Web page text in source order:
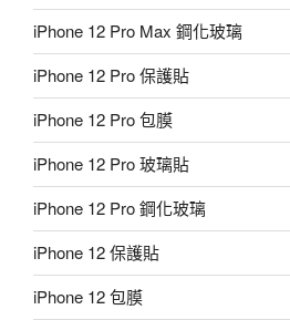
iPhone 12 Pro Max 鋼化玻璃
iPhone 12 Pro 保護貼
iPhone 12 Pro 包膜
iPhone 12 Pro 玻璃貼
iPhone 12 Pro 鋼化玻璃
iPhone 12 保護貼
iPhone 12 包膜